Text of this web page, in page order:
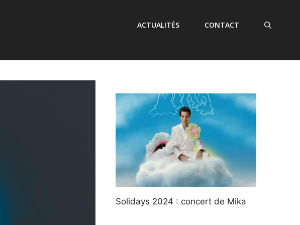
ACTUALITÉS CONTACT
Solidays 2024 : concert de Mika